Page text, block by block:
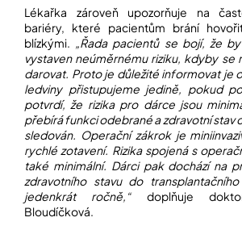
Lékařka zároveň upozorňuje na
bariéry, které pacientům brání
blízkými. „Řada pacientů se bojí, že
vystaven neúměrnému riziku, kdyby se
darovat. Proto je důležité informovat je
ledviny přistupujeme jedině, pokud
potvrdí, že rizika pro dárce jsou
přebírá funkci odebrané a zdravotní stav
sledován. Operační zákrok je
rychlé zotavení. Rizika spojená s
také minimální. Dárci pak dochází na
zdravotního stavu do
jedenkrát ročně,“doplňuje
Bloudíčková.